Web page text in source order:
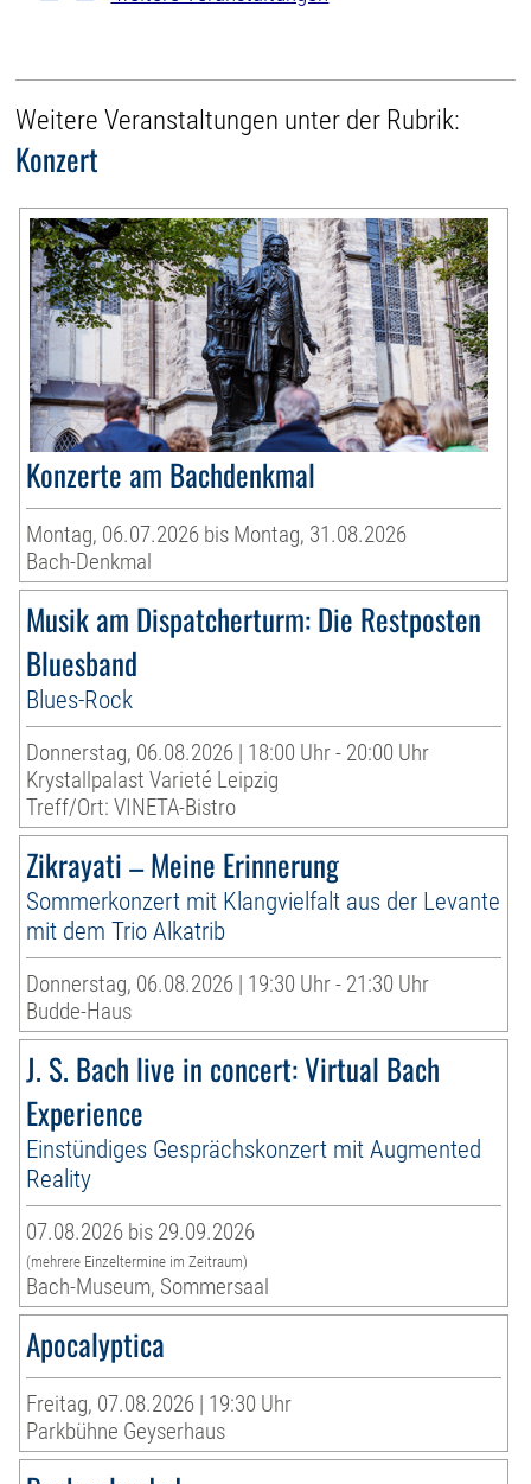
Weitere Veranstaltungen unter der Rubrik:
Konzert
Konzerte am Bachdenkmal
Montag, 06.07.2026 bis Montag, 31.08.2026
Bach-Denkmal
Musik am Dispatcherturm: Die Restposten
Bluesband
Blues-Rock
Donnerstag, 06.08.2026 | 18:00 Uhr - 20:00 Uhr
Krystallpalast Varieté Leipzig
Treff/Ort: VINETA-Bistro
Zikrayati – Meine Erinnerung
Sommerkonzert mit Klangvielfalt aus der Levante
mit dem Trio Alkatrib
Donnerstag, 06.08.2026 | 19:30 Uhr - 21:30 Uhr
Budde-Haus
J. S. Bach live in concert: Virtual Bach
Experience
Einstündiges Gesprächskonzert mit Augmented
Reality
07.08.2026 bis 29.09.2026
(mehrere Einzeltermine im Zeitraum)
Bach-Museum, Sommersaal
Apocalyptica
Freitag, 07.08.2026 | 19:30 Uhr
Parkbühne Geyserhaus